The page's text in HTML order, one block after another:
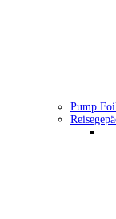
Pump